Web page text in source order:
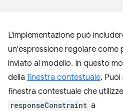
L'implementazione può
un'espressione regolare come
inviato al modello. In questo
della finestra contestuale.
finestra contestuale che
responseConstraint a